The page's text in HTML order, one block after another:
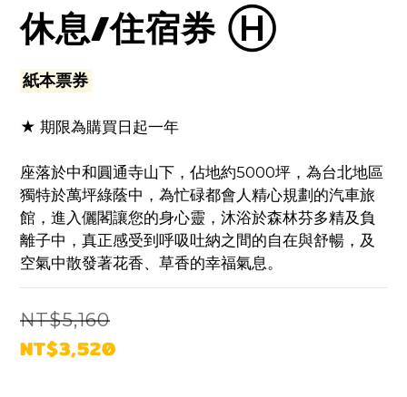
休息/住宿券 Ⓗ
紙本票券
★ 期限為購買日起一年
座落於中和圓通寺山下，佔地約5000坪，為台北地區
獨特於萬坪綠蔭中，為忙碌都會人精心規劃的汽車旅
館，進入儷閣讓您的身心靈，沐浴於森林芬多精及負
離子中，真正感受到呼吸吐納之間的自在與舒暢，及
空氣中散發著花香、草香的幸福氣息。
NT$5,160
NT$3,520